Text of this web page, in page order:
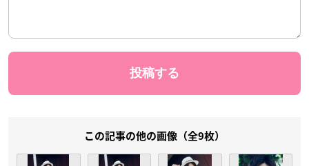
この記事の他の画像（全9枚）